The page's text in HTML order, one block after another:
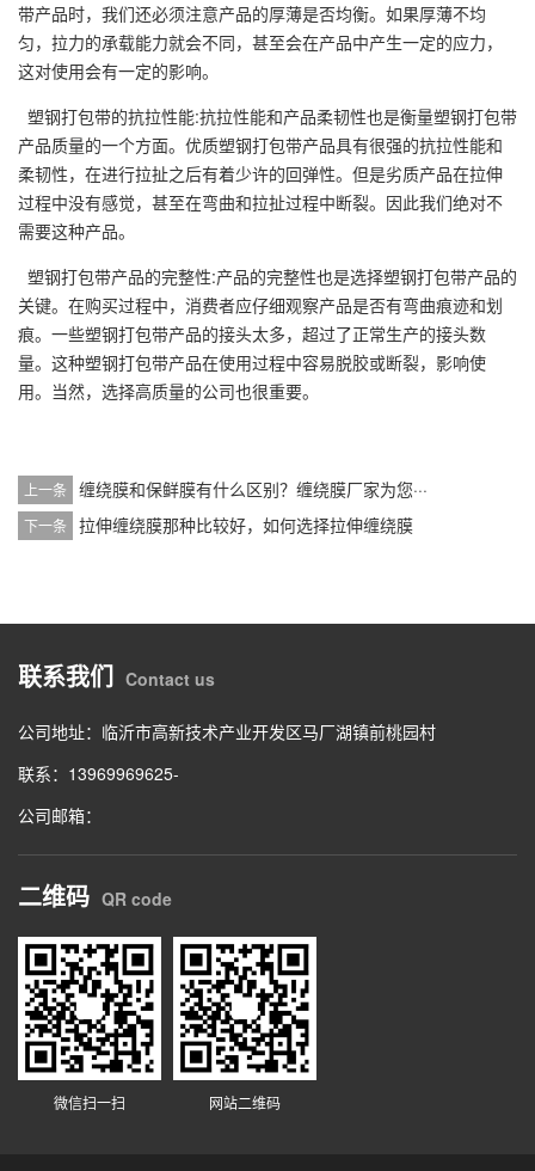
带产品时，我们还必须注意产品的厚薄是否均衡。如果厚薄不均
匀，拉力的承载能力就会不同，甚至会在产品中产生一定的应力，
这对使用会有一定的影响。
塑钢打包带的抗拉性能:抗拉性能和产品柔韧性也是衡量塑钢打包带
产品质量的一个方面。优质塑钢打包带产品具有很强的抗拉性能和
柔韧性，在进行拉扯之后有着少许的回弹性。但是劣质产品在拉伸
过程中没有感觉，甚至在弯曲和拉扯过程中断裂。因此我们绝对不
需要这种产品。
塑钢打包带产品的完整性:产品的完整性也是选择塑钢打包带产品的
关键。在购买过程中，消费者应仔细观察产品是否有弯曲痕迹和划
痕。一些塑钢打包带产品的接头太多，超过了正常生产的接头数
量。这种塑钢打包带产品在使用过程中容易脱胶或断裂，影响使
用。当然，选择高质量的公司也很重要。
上一条 缠绕膜和保鲜膜有什么区别？缠绕膜厂家为您···
下一条 拉伸缠绕膜那种比较好，如何选择拉伸缠绕膜
联系我们 Contact us
公司地址：临沂市高新技术产业开发区马厂湖镇前桃园村
联系：13969969625-
公司邮箱：
二维码 QR code
微信扫一扫 网站二维码